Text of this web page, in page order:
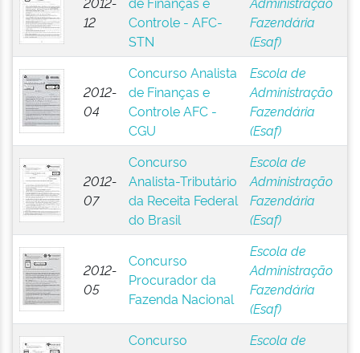
12
Controle - AFC-
STN
Fazendária
(Esaf)
2012-
04
Concurso Analista
de Finanças e
Controle AFC -
CGU
Escola de
Administração
Fazendária
(Esaf)
2012-
07
Concurso
Analista-Tributário
da Receita Federal
do Brasil
Escola de
Administração
Fazendária
(Esaf)
2012-
05
Concurso
Procurador da
Fazenda Nacional
Escola de
Administração
Fazendária
(Esaf)
Concurso
Escola de